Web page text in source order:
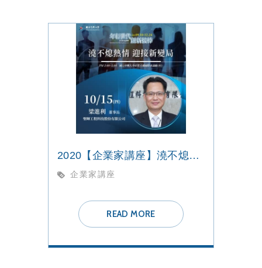
2020【企業家講座】澆不熄熱情 迎接新變局
企業家講座
READ MORE